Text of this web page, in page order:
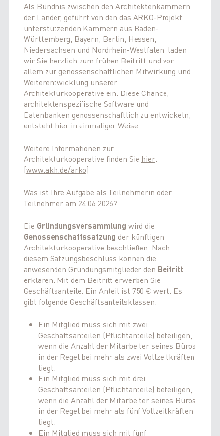
Als Bündnis zwischen den Architektenkammern
der Länder, geführt von den das ARKO-Projekt
unterstützenden Kammern aus Baden-
Württemberg, Bayern, Berlin, Hessen,
Niedersachsen und Nordrhein-Westfalen, laden
wir Sie herzlich zum frühen Beitritt und vor
allem zur genossenschaftlichen Mitwirkung und
Weiterentwicklung unserer
Architekturkooperative ein. Diese Chance,
architektenspezifische Software und
Datenbanken genossenschaftlich zu entwickeln,
entsteht hier in einmaliger Weise.
Weitere Informationen zur
Architekturkooperative finden Sie hier.
[www.akh.de/arko]
Was ist Ihre Aufgabe als Teilnehmerin oder
Teilnehmer am 24.06.2026?
Die Gründungsversammlung wird die
Genossenschaftssatzung der künftigen
Architekturkooperative beschließen. Nach
diesem Satzungsbeschluss können die
anwesenden Gründungsmitglieder den Beitritt
erklären. Mit dem Beitritt erwerben Sie
Geschäftsanteile. Ein Anteil ist 750 € wert. Es
gibt folgende Geschäftsanteilsklassen:
Ein Mitglied muss sich mit zwei
Geschäftsanteilen (Pflichtanteile) beteiligen,
wenn die Anzahl der Mitarbeiter seines Büros
in der Regel bei mehr als zwei Vollzeitkräften
liegt.
Ein Mitglied muss sich mit drei
Geschäftsanteilen (Pflichtanteile) beteiligen,
wenn die Anzahl der Mitarbeiter seines Büros
in der Regel bei mehr als fünf Vollzeitkräften
liegt.
Ein Mitglied muss sich mit fünf